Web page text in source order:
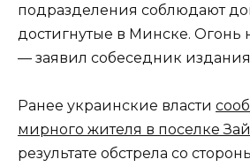
подразделения соблюдают
достигнутые в Минске. Огонь
— заявил собеседник
Ранее украинские власти
мирного жителя в поселке
результате обстрела со